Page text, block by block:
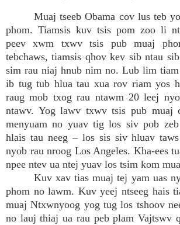
Muaj tseeb Obama cov lus teb
phom. Tiamsis kuv tsis pom zoo li
peev xwm txwv tsis pub muaj
tebchaws, tiamsis qhov kev sib ntau
sim rau niaj hnub nim no. Lub lim
ib tug tub hlua tau xua rov riam yos
raug mob txog rau ntawm 20 leej
ntawv. Yog lawv txwv tsis pub muaj
menyuam no yuav tig los siv pob
hlais tau neeg – los sis siv hluav
nyob rau nroog Los Angeles. Kha-ees
npee ntev ua ntej yuav los tsim kom
Kuv xav tias muaj tej yam uas
phom no lawm. Kuv yeej ntseeg hais
muaj Ntxwnyoog yog tug los tshoov
no lauj thiaj ua rau peb plam Vajtswv